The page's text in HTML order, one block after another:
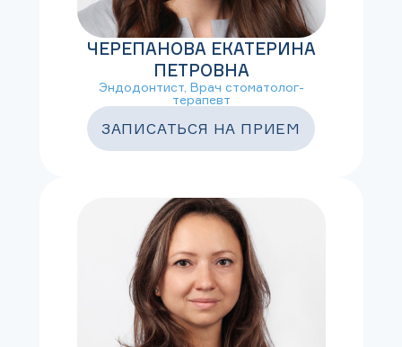
ЧЕРЕПАНОВА ЕКАТЕРИНА
ПЕТРОВНА
Эндодонтист, Врач стоматолог-
терапевт
ЗАПИСАТЬСЯ НА ПРИЕМ